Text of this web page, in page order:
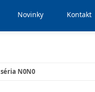
Novinky Kontakt
séria N0N0